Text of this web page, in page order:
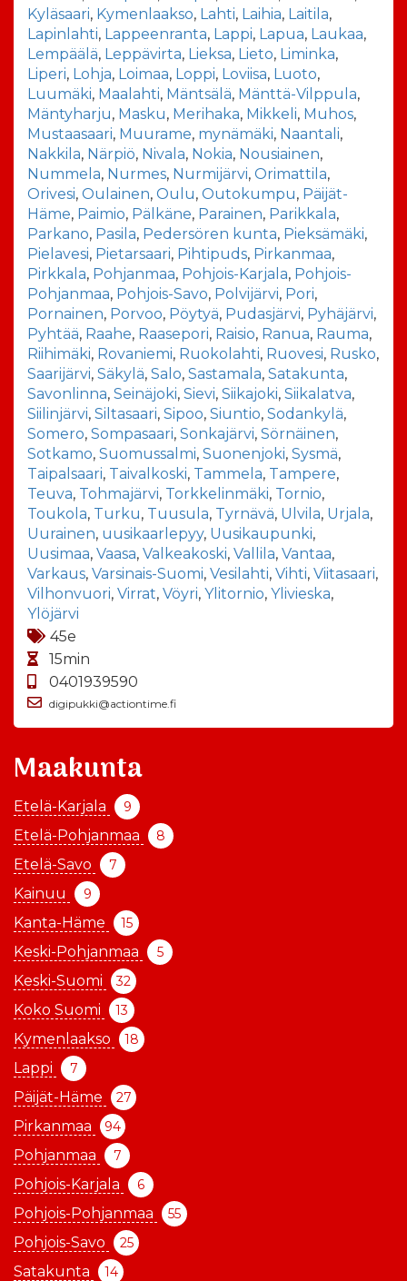
Kyläsaari, Kymenlaakso, Lahti, Laihia, Laitila,
Lapinlahti, Lappeenranta, Lappi, Lapua, Laukaa,
Lempäälä, Leppävirta, Lieksa, Lieto, Liminka,
Liperi, Lohja, Loimaa, Loppi, Loviisa, Luoto,
Luumäki, Maalahti, Mäntsälä, Mänttä-Vilppula,
Mäntyharju, Masku, Merihaka, Mikkeli, Muhos,
Mustaasaari, Muurame, mynämäki, Naantali,
Nakkila, Närpiö, Nivala, Nokia, Nousiainen,
Nummela, Nurmes, Nurmijärvi, Orimattila,
Orivesi, Oulainen, Oulu, Outokumpu, Päijät-
Häme, Paimio, Pälkäne, Parainen, Parikkala,
Parkano, Pasila, Pedersören kunta, Pieksämäki,
Pielavesi, Pietarsaari, Pihtipuds, Pirkanmaa,
Pirkkala, Pohjanmaa, Pohjois-Karjala, Pohjois-
Pohjanmaa, Pohjois-Savo, Polvijärvi, Pori,
Pornainen, Porvoo, Pöytyä, Pudasjärvi, Pyhäjärvi,
Pyhtää, Raahe, Raasepori, Raisio, Ranua, Rauma,
Riihimäki, Rovaniemi, Ruokolahti, Ruovesi, Rusko,
Saarijärvi, Säkylä, Salo, Sastamala, Satakunta,
Savonlinna, Seinäjoki, Sievi, Siikajoki, Siikalatva,
Siilinjärvi, Siltasaari, Sipoo, Siuntio, Sodankylä,
Somero, Sompasaari, Sonkajärvi, Sörnäinen,
Sotkamo, Suomussalmi, Suonenjoki, Sysmä,
Taipalsaari, Taivalkoski, Tammela, Tampere,
Teuva, Tohmajärvi, Torkkelinmäki, Tornio,
Toukola, Turku, Tuusula, Tyrnävä, Ulvila, Urjala,
Uurainen, uusikaarlepyy, Uusikaupunki,
Uusimaa, Vaasa, Valkeakoski, Vallila, Vantaa,
Varkaus, Varsinais-Suomi, Vesilahti, Vihti, Viitasaari,
Vilhonvuori, Virrat, Vöyri, Ylitornio, Ylivieska,
Ylöjärvi
45e
15min
0401939590
digipukki@actiontime.fi
Maakunta
Etelä-Karjala 9
Etelä-Pohjanmaa 8
Etelä-Savo 7
Kainuu 9
Kanta-Häme 15
Keski-Pohjanmaa 5
Keski-Suomi 32
Koko Suomi 13
Kymenlaakso 18
Lappi 7
Päijät-Häme 27
Pirkanmaa 94
Pohjanmaa 7
Pohjois-Karjala 6
Pohjois-Pohjanmaa 55
Pohjois-Savo 25
Satakunta 14